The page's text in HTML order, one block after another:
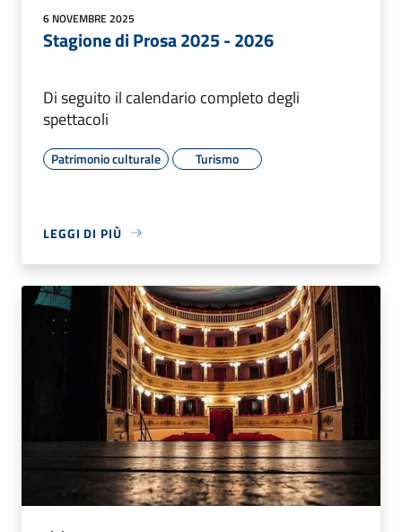
6 NOVEMBRE 2025
Stagione di Prosa 2025 - 2026
Di seguito il calendario completo degli
spettacoli
Patrimonio culturale Turismo
LEGGI DI PIÙ